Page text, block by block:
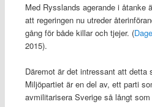
Med Rysslands agerande i åtanke
att regeringen nu utreder
gång för både killar och tjejer. (
2015).
Däremot är det intressant att detta
Miljöpartiet är en del av, ett parti
avmilitarisera Sverige så långt